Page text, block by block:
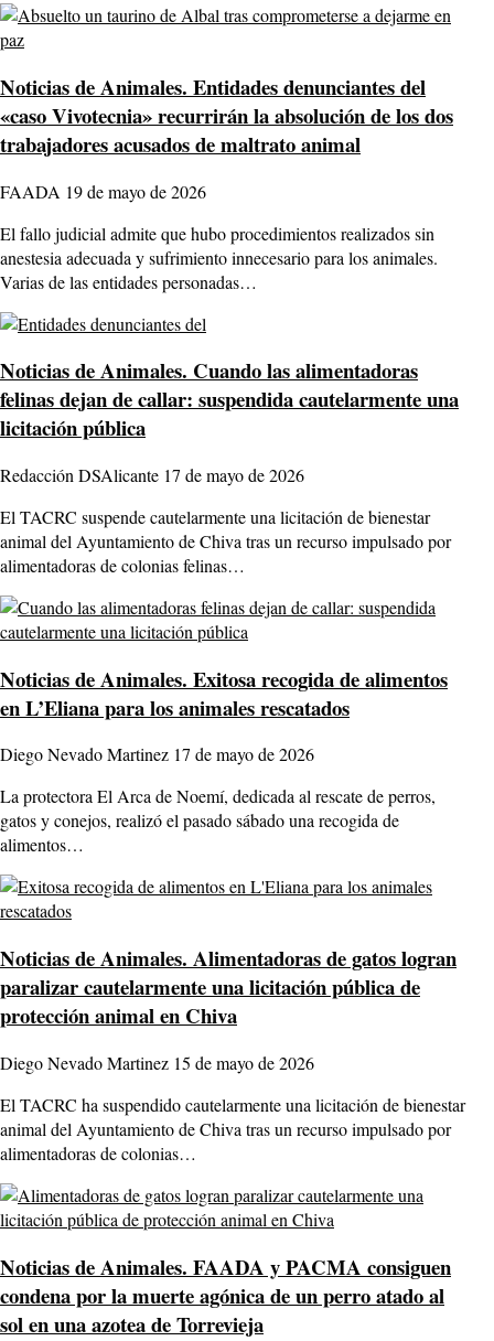
Noticias de Animales. Entidades denunciantes del
«caso Vivotecnia» recurrirán la absolución de los dos
trabajadores acusados de maltrato animal
FAADA 19 de mayo de 2026
El fallo judicial admite que hubo procedimientos realizados sin
anestesia adecuada y sufrimiento innecesario para los animales.
Varias de las entidades personadas…
Noticias de Animales. Cuando las alimentadoras
felinas dejan de callar: suspendida cautelarmente una
licitación pública
Redacción DSAlicante 17 de mayo de 2026
El TACRC suspende cautelarmente una licitación de bienestar
animal del Ayuntamiento de Chiva tras un recurso impulsado por
alimentadoras de colonias felinas…
Noticias de Animales. Exitosa recogida de alimentos
en L’Eliana para los animales rescatados
Diego Nevado Martinez 17 de mayo de 2026
La protectora El Arca de Noemí, dedicada al rescate de perros,
gatos y conejos, realizó el pasado sábado una recogida de
alimentos…
Noticias de Animales. Alimentadoras de gatos logran
paralizar cautelarmente una licitación pública de
protección animal en Chiva
Diego Nevado Martinez 15 de mayo de 2026
El TACRC ha suspendido cautelarmente una licitación de bienestar
animal del Ayuntamiento de Chiva tras un recurso impulsado por
alimentadoras de colonias…
Noticias de Animales. FAADA y PACMA consiguen
condena por la muerte agónica de un perro atado al
sol en una azotea de Torrevieja